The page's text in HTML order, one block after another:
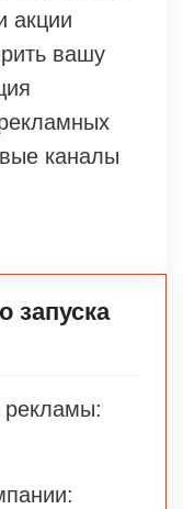
акции
вашу
каналы
запуска